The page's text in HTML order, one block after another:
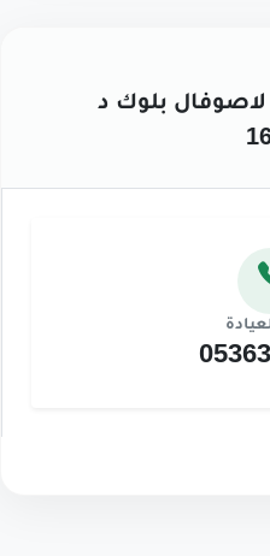
لاصوفال بلوك د